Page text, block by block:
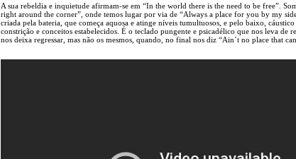
A sua rebeldia e inquietude afirmam-se em “In the world there is the need to be free”.
right around the corner”, onde temos lugar por via de “Always a place for you by my
criada pela bateria, que começa aquosa e atinge níveis tumultuosos, e pelo baixo,
constrição e conceitos estabelecidos. É o teclado pungente e psicadélico que nos leva de
nos deixa regressar, mas não os mesmos, quando, no final nos diz “Ain´t no place that